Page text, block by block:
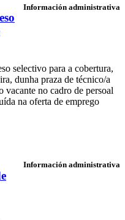
Información administrativa
selectivo para a cobertura,
dunha praza de técnico/a
no cadro de persoal
na oferta de emprego
Información administrativa